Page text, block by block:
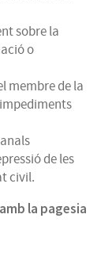
sobre la
o
membre de la
de les
civil.
la pagesia